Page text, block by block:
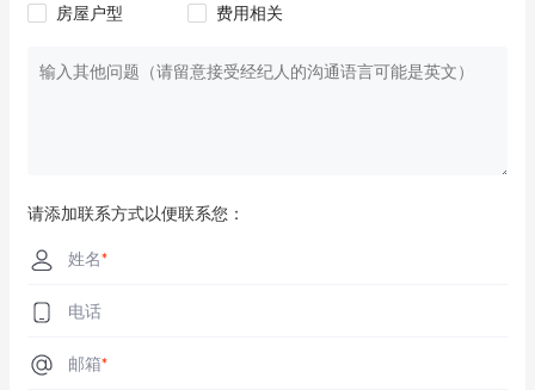
季度物业费：$296（含$19.35储备基金）
独家挂牌顾问：
立即提交意向
声明：
本信息仅作通用参考，依据卖方及其他可信渠道提供的资料编
行通过法律、财务及建筑评估等独立调查核实物业详情与适用
房屋户型 费用相关
请添加联系方式以便联系您：
姓名*
电话
邮箱*